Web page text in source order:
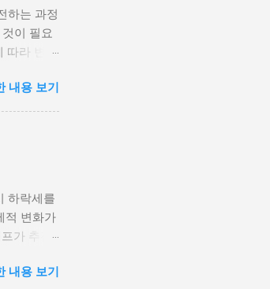
의 정치
실업률은
경제적
의 불씨
하게 되면
들은 종
하는 과정
이 필요
따라 변화
들이 일
없었다.
해 원거
활동할
기회를
을 찾고
여러 단계
다. 가정
내용 보기
하락세를
적 변화가
가 추진
제조업
내용 보기